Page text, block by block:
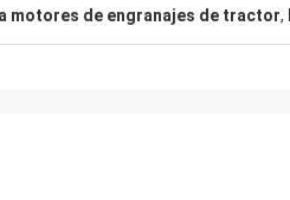
motores de engranajes de tractor,